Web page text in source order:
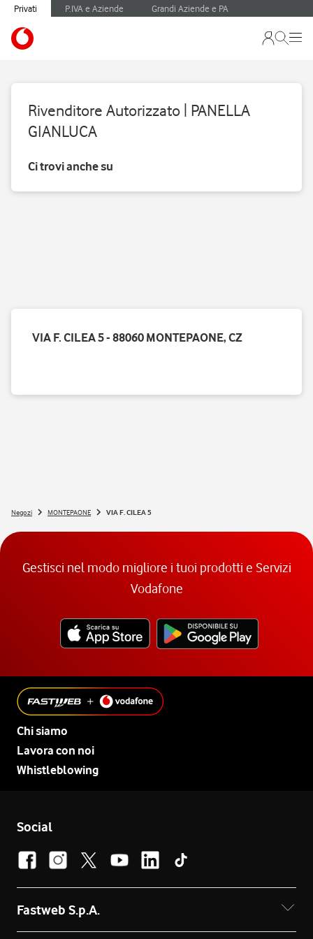
Privati P.IVA e Aziende Grandi Aziende e PA
Rivenditore Autorizzato | PANELLA
GIANLUCA
Ci trovi anche su
VIA F. CILEA 5 - 88060 MONTEPAONE, CZ
Negozi MONTEPAONE VIA F. CILEA 5
Gestisci nel modo migliore i tuoi prodotti e Servizi
Vodafone
Chi siamo
Lavora con noi
Whistleblowing
Social
Fastweb S.p.A.